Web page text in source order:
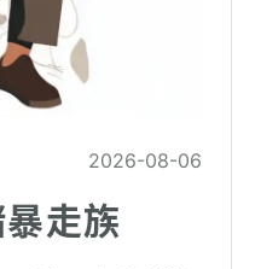
2026-08-06
走族